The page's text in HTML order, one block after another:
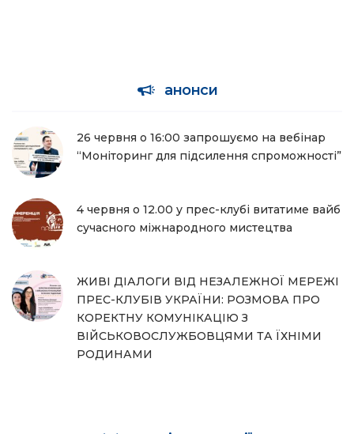
анонси
26 червня о 16:00 запрошуємо на вебінар
“Моніторинг для підсилення спроможності”
4 червня о 12.00 у прес-клубі витатиме вайб
сучасного міжнародного мистецтва
ЖИВІ ДІАЛОГИ ВІД НЕЗАЛЕЖНОЇ МЕРЕЖІ
ПРЕС-КЛУБІВ УКРАЇНИ: РОЗМОВА ПРО
КОРЕКТНУ КОМУНІКАЦІЮ З
ВІЙСЬКОВОСЛУЖБОВЦЯМИ ТА ЇХНІМИ
РОДИНАМИ